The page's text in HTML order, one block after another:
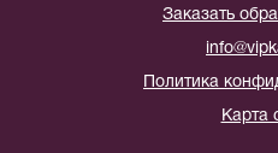
Заказать
Политика
Карта